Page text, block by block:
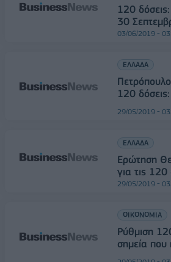
120
30
03/06/2019 -
ΕΛΛΑΔΑ
120
29/05/2019 -
ΕΛΛΑΔΑ
Ερώτηση
για τις 120
29/05/2019 -
ΟΙΚΟΝΟΜΙΑ
Ρύθμιση
σημεία που